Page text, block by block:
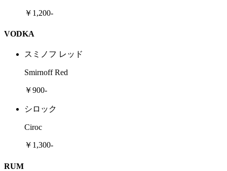
￥1,200-
VODKA
スミノフ レッド
Smirnoff Red
￥900-
シロック
Ciroc
￥1,300-
RUM